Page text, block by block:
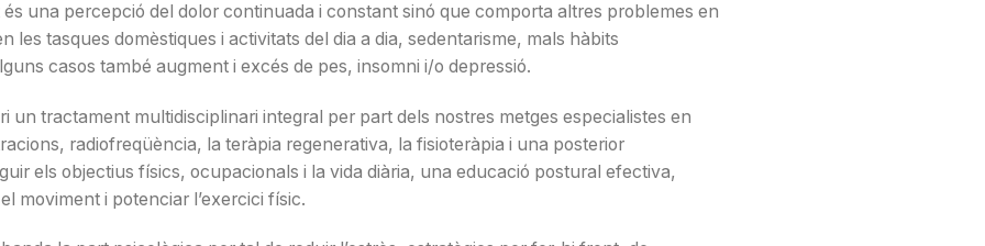
una percepció del dolor continuada i constant sinó que comporta altres problemes en
les tasques domèstiques i activitats del dia a dia, sedentarisme, mals hàbits
casos també augment i excés de pes, insomni i/o depressió.
un tractament multidisciplinari integral per part dels nostres metges especialistes en
radiofreqüència, la teràpia regenerativa, la fisioteràpia i una posterior
els objectius físics, ocupacionals i la vida diària, una educació postural efectiva,
moviment i potenciar l’exercici físic.